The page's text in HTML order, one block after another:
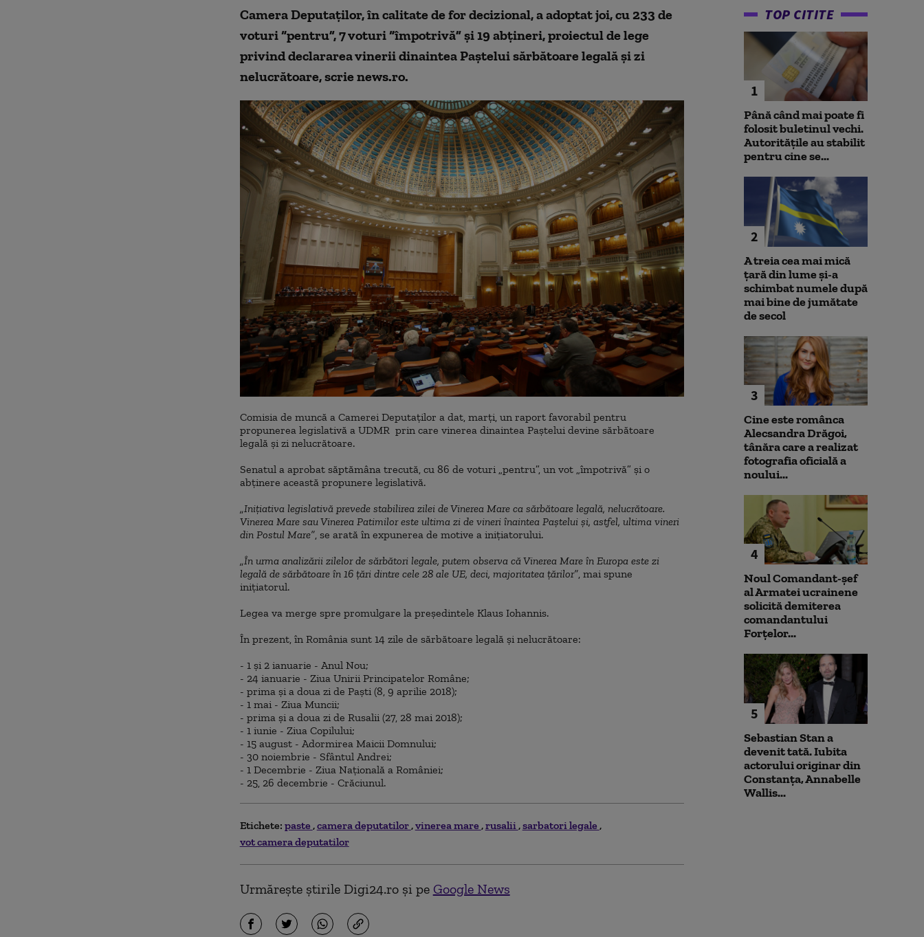
Camera Deputaţilor, în calitate de for decizional, a adoptat joi, cu 233 de
voturi “pentru”, 7 voturi “împotrivă” şi 19 abţineri, proiectul de lege
privind declararea vinerii dinaintea Paştelui sărbătoare legală şi zi
nelucrătoare, scrie news.ro.
Comisia de muncă a Camerei Deputaţilor a dat, marţi, un raport favorabil pentru
propunerea legislativă a UDMR prin care vinerea dinaintea Paştelui devine sărbătoare
legală şi zi nelucrătoare.
Senatul a aprobat săptămâna trecută, cu 86 de voturi „pentru”, un vot „împotrivă” şi o
abţinere această propunere legislativă.
„Iniţiativa legislativă prevede stabilirea zilei de Vinerea Mare ca sărbătoare legală, nelucrătoare.
Vinerea Mare sau Vinerea Patimilor este ultima zi de vineri înaintea Paştelui şi, astfel, ultima vineri
din Postul Mare”, se arată în expunerea de motive a iniţiatorului.
„În urma analizării zilelor de sărbători legale, putem observa că Vinerea Mare în Europa este zi
legală de sărbătoare în 16 ţări dintre cele 28 ale UE, deci, majoritatea ţărilor”, mai spune
iniţiatorul.
Legea va merge spre promulgare la preşedintele Klaus Iohannis.
În prezent, în România sunt 14 zile de sărbătoare legală şi nelucrătoare:
- 1 şi 2 ianuarie - Anul Nou;
- 24 ianuarie - Ziua Unirii Principatelor Române;
- prima şi a doua zi de Paşti (8, 9 aprilie 2018);
- 1 mai - Ziua Muncii;
- prima şi a doua zi de Rusalii (27, 28 mai 2018);
- 1 iunie - Ziua Copilului;
- 15 august - Adormirea Maicii Domnului;
- 30 noiembrie - Sfântul Andrei;
- 1 Decembrie - Ziua Naţională a României;
- 25, 26 decembrie - Crăciunul.
Etichete: paste camera deputatilor vinerea mare rusalii sarbatori legale
vot camera deputatilor
Urmărește știrile Digi24.ro și pe Google News
TOP CITITE
1
Până când mai poate fi
folosit buletinul vechi.
Autoritățile au stabilit
pentru cine se...
2
A treia cea mai mică
țară din lume și-a
schimbat numele după
mai bine de jumătate
de secol
3
Cine este românca
Alecsandra Drăgoi,
tânăra care a realizat
fotografia oficială a
noului...
4
Noul Comandant-șef
al Armatei ucrainene
solicită demiterea
comandantului
Forțelor...
5
Sebastian Stan a
devenit tată. Iubita
actorului originar din
Constanța, Annabelle
Wallis...